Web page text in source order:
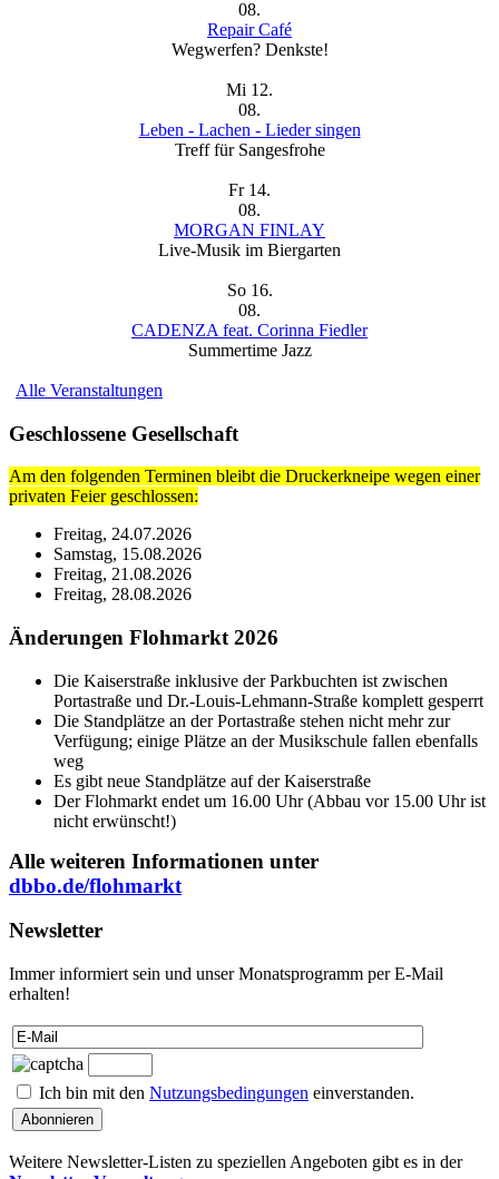
08.
Repair Café
Wegwerfen? Denkste!
Mi 12.
08.
Leben - Lachen - Lieder singen
Treff für Sangesfrohe
Fr 14.
08.
MORGAN FINLAY
Live-Musik im Biergarten
So 16.
08.
CADENZA feat. Corinna Fiedler
Summertime Jazz
Alle Veranstaltungen
Geschlossene Gesellschaft
Am den folgenden Terminen bleibt die Druckerkneipe wegen einer
privaten Feier geschlossen:
Freitag, 24.07.2026
Samstag, 15.08.2026
Freitag, 21.08.2026
Freitag, 28.08.2026
Änderungen Flohmarkt 2026
Die Kaiserstraße inklusive der Parkbuchten ist zwischen
Portastraße und Dr.-Louis-Lehmann-Straße komplett gesperrt
Die Standplätze an der Portastraße stehen nicht mehr zur
Verfügung; einige Plätze an der Musikschule fallen ebenfalls
weg
Es gibt neue Standplätze auf der Kaiserstraße
Der Flohmarkt endet um 16.00 Uhr (Abbau vor 15.00 Uhr ist
nicht erwünscht!)
Alle weiteren Informationen unter
dbbo.de/flohmarkt
Newsletter
Immer informiert sein und unser Monatsprogramm per E-Mail
erhalten!
Ich bin mit den Nutzungsbedingungen einverstanden.
Weitere Newsletter-Listen zu speziellen Angeboten gibt es in der